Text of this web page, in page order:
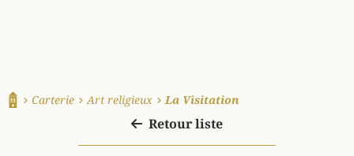
Carterie Art religieux La Visitation
Retour liste